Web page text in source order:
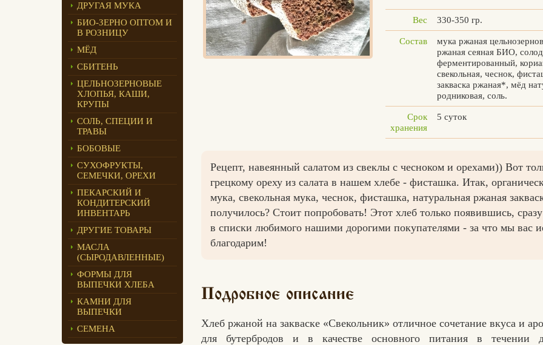
Едлин Хлеб
ДРУГАЯ МУКА
БИО-ЗЕРНО ОПТОМ И
В РОЗНИЦУ
МЁД
СБИТЕНЬ
ЦЕЛЬНОЗЕРНОВЫЕ
ХЛОПЬЯ, КАШИ,
КРУПЫ
СОЛЬ, СПЕЦИИ И
ТРАВЫ
БОБОВЫЕ
СУХОФРУКТЫ,
СЕМЕЧКИ, ОРЕХИ
ПЕКАРСКИЙ И
КОНДИТЕРСКИЙ
ИНВЕНТАРЬ
ДРУГИЕ ТОВАРЫ
МАСЛА
(СЫРОДАВЛЕННЫЕ)
ФОРМЫ ДЛЯ
ВЫПЕЧКИ ХЛЕБА
КАМНИ ДЛЯ
ВЫПЕЧКИ
СЕМЕНА
Вес 330-350 гр.
Состав
мука ржаная
ржаная сеяная БИО,
ферментированный,
свекольная, чеснок,
закваска ржаная*, мёд
родниковая, соль.
Срок
хранения
5 суток
Рецепт, навеянный салатом из свеклы с чесноком и орехами)) Вот
грецкому ореху из салата в нашем хлебе - фисташка. Итак,
мука, свекольная мука, чеснок, фисташка, натуральная ржаная
получилось? Стоит попробовать! Этот хлеб только появившись,
в списки любимого нашими дорогими покупателями - за что мы вас
благодарим!
Подробное описание
Хлеб ржаной на закваске «Свекольник» отличное сочетание вкуса и
для бутербродов и в качестве основного питания в течении